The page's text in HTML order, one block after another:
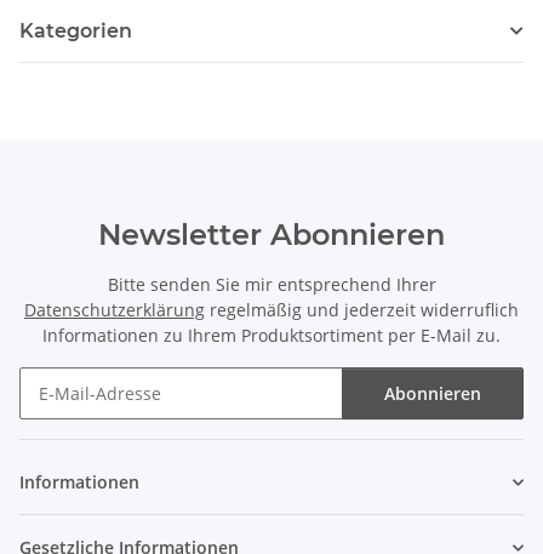
Kategorien
Newsletter Abonnieren
Bitte senden Sie mir entsprechend Ihrer
Datenschutzerklärung regelmäßig und jederzeit widerruflich
Informationen zu Ihrem Produktsortiment per E-Mail zu.
Abonnieren
Informationen
Gesetzliche Informationen